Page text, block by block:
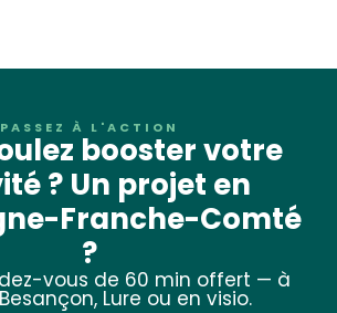
PASSEZ À L'ACTION
booster votre
? Un projet en
Franche-Comté
?
vous de 60 min offert — à
Lure ou en visio.